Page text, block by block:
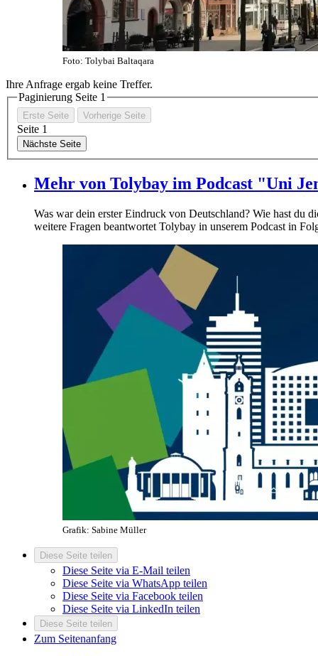
Foto: Tolybai Baltaqara
Ihre Anfrage ergab keine Treffer.
Paginierung Seite 1
Erste Seite Vorherige Seite
Seite 1
Nächste Seite
Mehr von Tolybay im Podcast "Uni
Was war dein erster Eindruck von Deutschland? Wie hast du
weitere Fragen beantwortet Tolybay in unserem Podcast in
Grafik: Sabine Müller
Diese Seite teilen
Diese Seite via E-Mail teilen
Diese Seite via WhatsApp teilen
Diese Seite via Facebook teilen
Diese Seite via LinkedIn teilen
Diese Seite teilen
Zum Seitenanfang